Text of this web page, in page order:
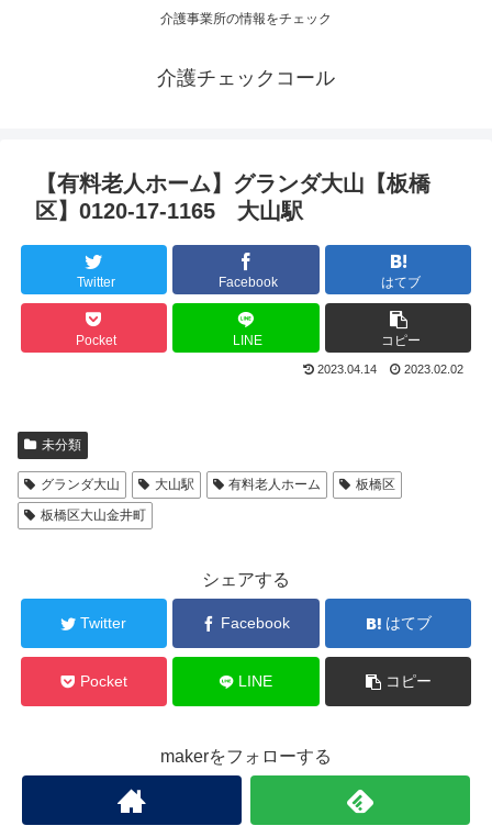
介護事業所の情報をチェック
介護チェックコール
【有料老人ホーム】グランダ大山【板橋
区】0120-17-1165 大山駅
Twitter Facebook はてブ
Pocket LINE コピー
2023.04.14 2023.02.02
未分類
グランダ大山 大山駅 有料老人ホーム
板橋区
板橋区大山金井町
シェアする
Twitter Facebook はてブ
Pocket LINE コピー
makerをフォローする